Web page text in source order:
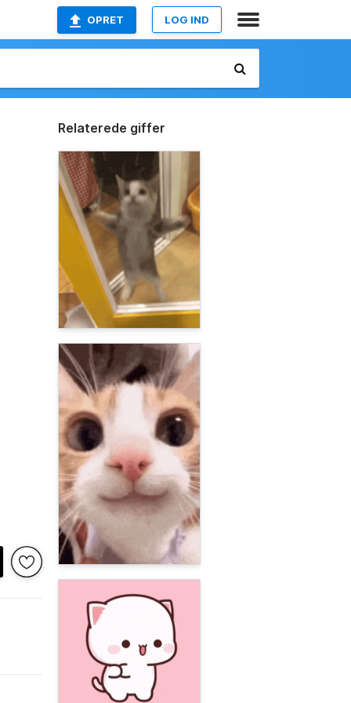
OPRET LOG IND
Relaterede giffer